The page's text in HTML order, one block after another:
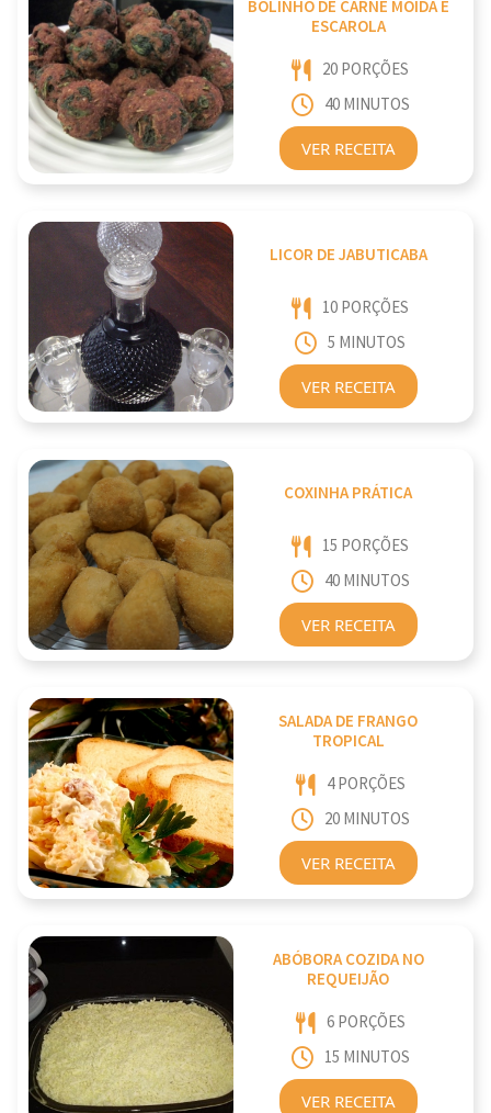
BOLINHO DE CARNE MOÍDA E
ESCAROLA
20 PORÇÕES
40 MINUTOS
VER RECEITA
LICOR DE JABUTICABA
10 PORÇÕES
5 MINUTOS
VER RECEITA
COXINHA PRÁTICA
15 PORÇÕES
40 MINUTOS
VER RECEITA
SALADA DE FRANGO
TROPICAL
4 PORÇÕES
20 MINUTOS
VER RECEITA
ABÓBORA COZIDA NO
REQUEIJÃO
6 PORÇÕES
15 MINUTOS
VER RECEITA